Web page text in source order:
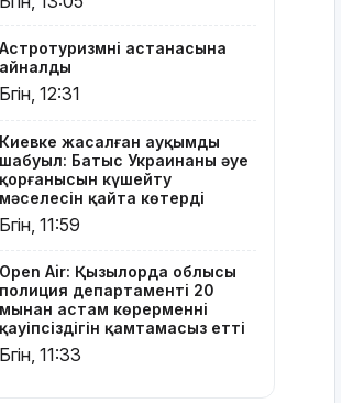
әскеріне
қолбасшы
тағайындалды.
Екі
ендігі
беталысы
қалай
болмақ?
шешесі бас
тартпақ
болған":
Джеки Чан
туралы сіз
Астротуризмнің астанасына
айналды
Бүгін, 12:31
Киевке жасалған ауқымды
шабуыл: Батыс Украинаның әуе
қорғанысын күшейту
мәселесін қайта көтерді
Бүгін, 11:59
Open Air: Қызылорда облысы
полиция департаменті 20
мыңнан астам көрерменнің
қауіпсіздігін қамтамасыз етті
Бүгін, 11:33